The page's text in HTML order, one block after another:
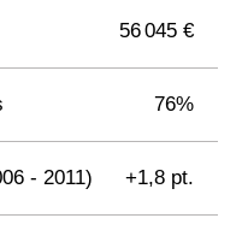
56 045 €
76%
- 2011) +1,8 pt.